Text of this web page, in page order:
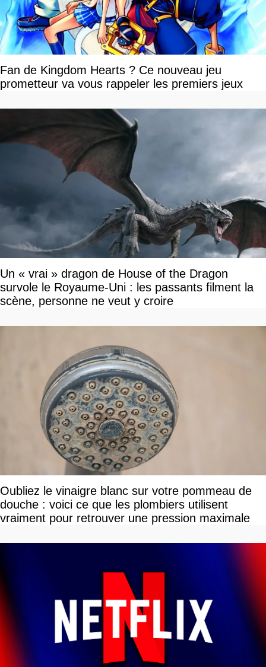
Fan de Kingdom Hearts ? Ce nouveau jeu
prometteur va vous rappeler les premiers jeux
Un « vrai » dragon de House of the Dragon
survole le Royaume-Uni : les passants filment la
scène, personne ne veut y croire
Oubliez le vinaigre blanc sur votre pommeau de
douche : voici ce que les plombiers utilisent
vraiment pour retrouver une pression maximale